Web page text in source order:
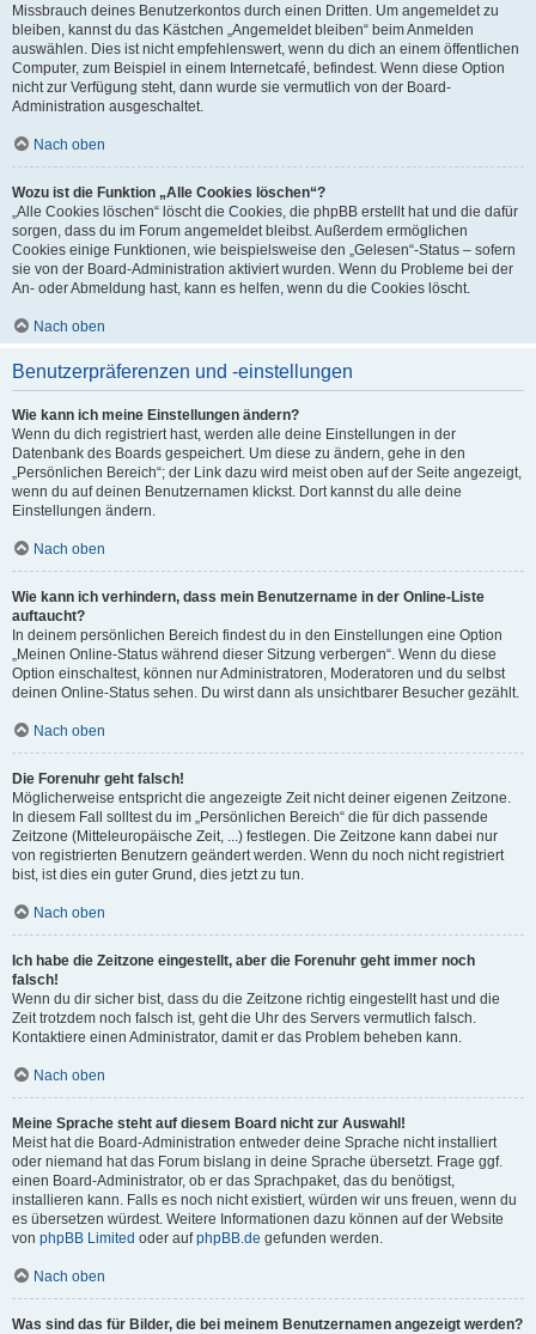
Missbrauch deines Benutzerkontos durch einen Dritten. Um angemeldet zu
bleiben, kannst du das Kästchen „Angemeldet bleiben“ beim Anmelden
auswählen. Dies ist nicht empfehlenswert, wenn du dich an einem öffentlichen
Computer, zum Beispiel in einem Internetcafé, befindest. Wenn diese Option
nicht zur Verfügung steht, dann wurde sie vermutlich von der Board-
Administration ausgeschaltet.
Nach oben
Wozu ist die Funktion „Alle Cookies löschen“?
„Alle Cookies löschen“ löscht die Cookies, die phpBB erstellt hat und die dafür
sorgen, dass du im Forum angemeldet bleibst. Außerdem ermöglichen
Cookies einige Funktionen, wie beispielsweise den „Gelesen“-Status – sofern
sie von der Board-Administration aktiviert wurden. Wenn du Probleme bei der
An- oder Abmeldung hast, kann es helfen, wenn du die Cookies löscht.
Nach oben
Benutzerpräferenzen und -einstellungen
Wie kann ich meine Einstellungen ändern?
Wenn du dich registriert hast, werden alle deine Einstellungen in der
Datenbank des Boards gespeichert. Um diese zu ändern, gehe in den
„Persönlichen Bereich“; der Link dazu wird meist oben auf der Seite angezeigt,
wenn du auf deinen Benutzernamen klickst. Dort kannst du alle deine
Einstellungen ändern.
Nach oben
Wie kann ich verhindern, dass mein Benutzername in der Online-Liste
auftaucht?
In deinem persönlichen Bereich findest du in den Einstellungen eine Option
„Meinen Online-Status während dieser Sitzung verbergen“. Wenn du diese
Option einschaltest, können nur Administratoren, Moderatoren und du selbst
deinen Online-Status sehen. Du wirst dann als unsichtbarer Besucher gezählt.
Nach oben
Die Forenuhr geht falsch!
Möglicherweise entspricht die angezeigte Zeit nicht deiner eigenen Zeitzone.
In diesem Fall solltest du im „Persönlichen Bereich“ die für dich passende
Zeitzone (Mitteleuropäische Zeit, ...) festlegen. Die Zeitzone kann dabei nur
von registrierten Benutzern geändert werden. Wenn du noch nicht registriert
bist, ist dies ein guter Grund, dies jetzt zu tun.
Nach oben
Ich habe die Zeitzone eingestellt, aber die Forenuhr geht immer noch
falsch!
Wenn du dir sicher bist, dass du die Zeitzone richtig eingestellt hast und die
Zeit trotzdem noch falsch ist, geht die Uhr des Servers vermutlich falsch.
Kontaktiere einen Administrator, damit er das Problem beheben kann.
Nach oben
Meine Sprache steht auf diesem Board nicht zur Auswahl!
Meist hat die Board-Administration entweder deine Sprache nicht installiert
oder niemand hat das Forum bislang in deine Sprache übersetzt. Frage ggf.
einen Board-Administrator, ob er das Sprachpaket, das du benötigst,
installieren kann. Falls es noch nicht existiert, würden wir uns freuen, wenn du
es übersetzen würdest. Weitere Informationen dazu können auf der Website
von phpBB Limited oder aufphpBB.de gefunden werden.
Nach oben
Was sind das für Bilder, die bei meinem Benutzernamen angezeigt werden?